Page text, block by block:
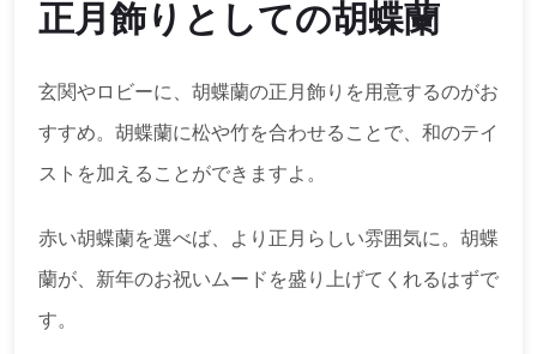
正月飾りとしての胡蝶蘭
玄関やロビーに、胡蝶蘭の正月飾りを用意するのがお
すすめ。胡蝶蘭に松や竹を合わせることで、和のテイ
ストを加えることができますよ。
赤い胡蝶蘭を選べば、より正月らしい雰囲気に。胡蝶
蘭が、新年のお祝いムードを盛り上げてくれるはずで
す。